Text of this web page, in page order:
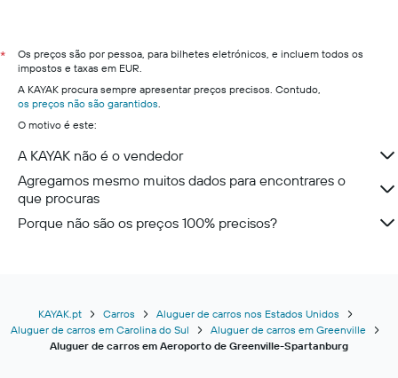
*
Os preços são por pessoa, para bilhetes eletrónicos, e incluem todos os
impostos e taxas em EUR.
A KAYAK procura sempre apresentar preços precisos. Contudo,
os preços não são garantidos
O motivo é este:
A KAYAK não é o vendedor
Agregamos mesmo muitos dados para encontrares o
que procuras
Porque não são os preços 100% precisos?
KAYAK.pt Carros
Aluguer de carros nos Estados Unidos
Aluguer de carros em Carolina do Sul
Aluguer de carros em Greenville
Aluguer de carros em Aeroporto de Greenville-Spartanburg